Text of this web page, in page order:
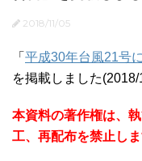
2018/11/05
「 平成30年台風21号
を掲載しました(2018/
本資料の著作権は、
工、再配布を禁止しま